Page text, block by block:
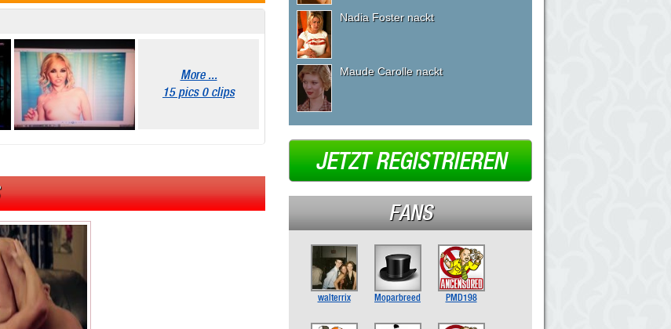
More ...
15 pics 0 clips
Nadia Foster nackt
Maude Carolle nackt
JETZT REGISTRIEREN
FANS
walterrix Moparbreed PMD198